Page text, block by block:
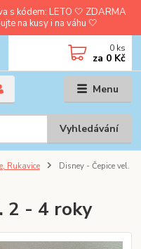
s kódem: LETO 🤍 ZDARMA
na kusy i na váhu 🤍
Menu
Vyhledávání
0 ks
za 0 Kč
Rukavice
Disney - Čepice vel.
2 - 4 roky